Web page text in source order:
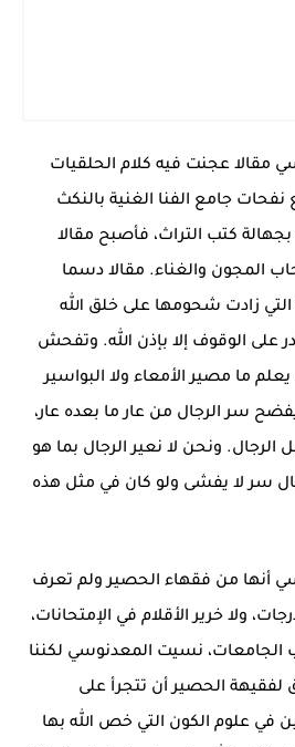
مقالا عجنت فيه كلام الحلقيات
نفحات جامع الفنا الغنية بالنكث
كتب التراث، فأصبح مقالا
المجون والغناء. مقالا دسما
زادت شحومها على خلق الله
على الوقوف إلا بإذن الله. وتفحش
ما مصير الأمعاء ولا البواسير
يفضح سر الرجال من عار ما بعده عار،
الرجال. ونحن لا نعير الرجال بما هو
سر لا يفشى ولو كان في مثل هذه
أنها من فقهاء الحصير ولم تعرف
ولا خرير الأقلام في الإمتحانات،
الجامعات، نسيت المعدنوسي لكننا
لفقيهة الحصير أن تتجرأ على
في علوم الكون التي خص الله بها